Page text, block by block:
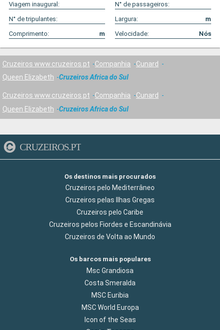
Viagem inaugural:
N° de passageiros:
N° de tripulantes:
Largura:
m
Comprimento:
m Velocidade: Nós
Cruzeiros www.cruzeiros.pt Companhia
Cunard
Queen Elizabeth
Cruzeiros Africa do Sul
Cruzeiros www.cruzeiros.pt Companhia
Cunard
Queen Elizabeth
Cruzeiros Africa do Sul
CRUZEIROS.PT
Os destinos mais procurados
Cruzeiros pelo Mediterrâneo
Cruzeiros pelas Ilhas Gregas
Cruzeiros pelo Caribe
Cruzeiros pelos Fiordes e Escandinávia
Cruzeiros de Volta ao Mundo
Os barcos mais populares
Msc Grandiosa
Costa Smeralda
MSC Euribia
MSC World Europa
Icon of the Seas